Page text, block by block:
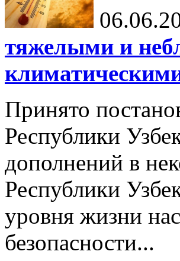
тяжелыми и
Принято
Республики
дополнений в
Республики
уровня жизни
безопасности...